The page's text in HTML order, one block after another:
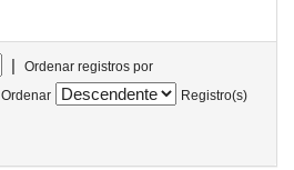
|
Ordenar registros por
Ordenar
Registro(s)